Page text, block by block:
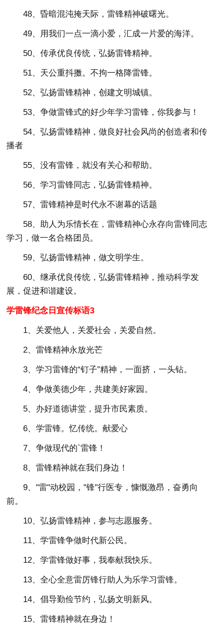
48、昏暗混沌掩天际，雷锋精神破曙光。
49、用我们一点一滴小爱，汇成一片爱的海洋。
50、传承优良传统，弘扬雷锋精神。
51、天公重抖擞。不拘一格降雷锋。
52、弘扬雷锋精神，创建文明城镇。
53、争做雷锋式的好少年学习雷锋，你我参与！
54、弘扬雷锋精神，做良好社会风尚的创造者和传
播者
55、没有雷锋，就没有关心和帮助。
56、学习雷锋同志，弘扬雷锋精神。
57、雷锋精神是时代永不谢幕的话题
58、助人为乐情长在，雷锋精神心永存向雷锋同志
学习，做一名合格团员。
59、弘扬雷锋精神，做文明学生。
60、继承优良传统，弘扬雷锋精神，推动科学发
展，促进和谐建设。
学雷锋纪念日宣传标语3
1、关爱他人，关爱社会，关爱自然。
2、雷锋精神永放光芒
3、学习雷锋的“钉子”精神，一面挤，一头钻。
4、争做美德少年，共建美好家园。
5、办好道德讲堂，提升市民素质。
6、学雷锋。忆传统。献爱心
7、争做现代的`雷锋！
8、雷锋精神就在我们身边！
9、"雷"动校园，"锋"行医专，慷慨激昂，奋勇向
前。
10、弘扬雷锋精神，参与志愿服务。
11、学雷锋争做时代新公民。
12、学雷锋做好事，我奉献我快乐。
13、全心全意雷厉锋行助人为乐学习雷锋。
14、倡导勤俭节约，弘扬文明新风。
15、雷锋精神就在身边！